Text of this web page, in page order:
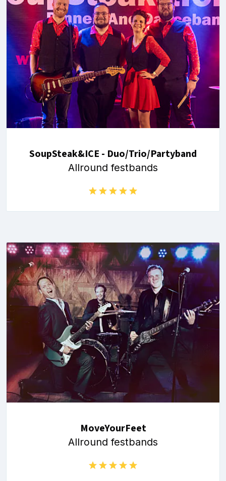
SoupSteak&ICE - Duo/Trio/Partyband
Allround festbands
MoveYourFeet
Allround festbands